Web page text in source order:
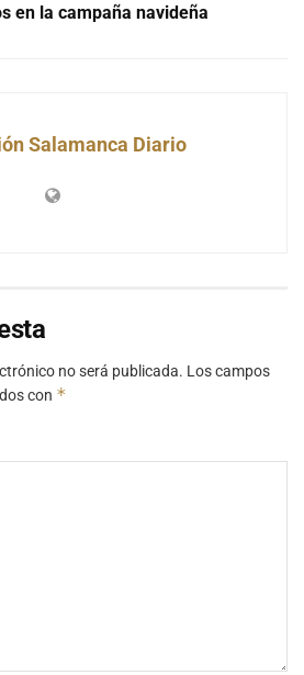
en la campaña navideña
Salamanca Diario
no será publicada. Los campos
con *